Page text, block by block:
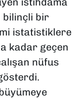
bilinçli bir
istatistiklere
kadar geçen
nüfus